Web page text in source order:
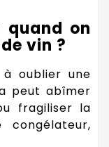
quand on
vin ?
oublier une
peut abîmer
fragiliser la
congélateur,